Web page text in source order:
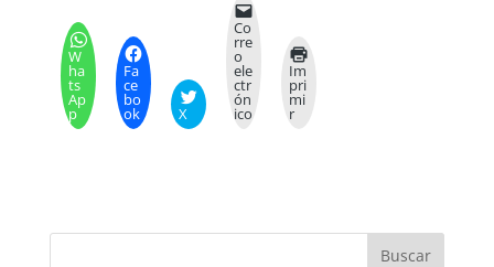
W
ha
ts
Ap
p
Fa
ce
bo
ok X
Co
rre
o
ele
ctr
ón
ico
Im
pri
mi
r